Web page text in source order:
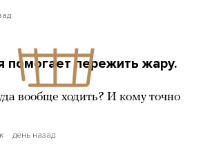
помогает пережить жару.
вообще ходить? И кому точно
день назад